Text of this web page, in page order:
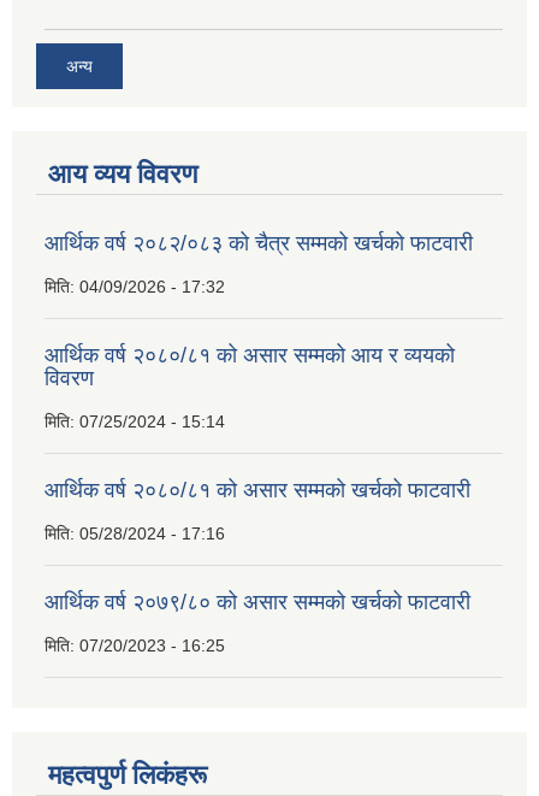
अन्य
आय व्यय विवरण
आर्थिक वर्ष २०८२/०८३ को चैत्र सम्मको खर्चको फाटवारी
मिति: 04/09/2026 - 17:32
आर्थिक वर्ष २०८०/८१ को असार सम्मको आय र व्ययको
विवरण
मिति: 07/25/2024 - 15:14
आर्थिक वर्ष २०८०/८१ को असार सम्मको खर्चको फाटवारी
मिति: 05/28/2024 - 17:16
आर्थिक वर्ष २०७९/८० को असार सम्मको खर्चको फाटवारी
मिति: 07/20/2023 - 16:25
महत्वपुर्ण लिकंहरू